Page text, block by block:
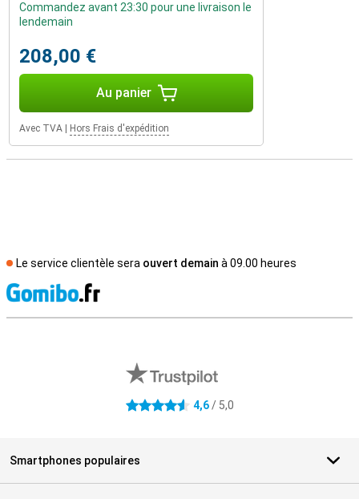
Commandez avant 23:30 pour une livraison le
lendemain
208,00 €
Au panier
Avec TVA Hors Frais d'expédition
Le service clientèle sera ouvert demain à 09.00 heures
4.6 étoiles 4,6/ 5,0
Smartphones populaires